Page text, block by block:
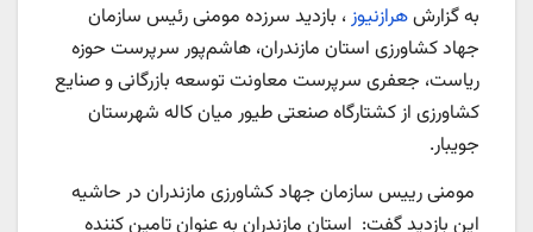
به گزارشهرازنیوز، بازدید سرزده مومنی رئیس سازمان
جهاد کشاورزی استان مازندران، هاشم‌پور سرپرست حوزه
ریاست، جعفری سرپرست معاونت توسعه بازرگانی و صنایع
کشاورزی از کشتارگاه صنعتی طیور میان کاله شهرستان
جویبار.
مومنی رییس سازمان جهاد کشاورزی مازندران در حاشیه
این بازدید گفت: استان مازندران به عنوان تامین کننده